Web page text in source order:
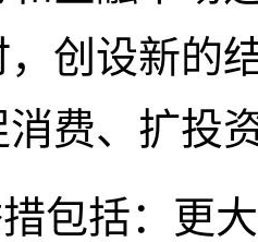
创设新的
费、扩投
包括：更